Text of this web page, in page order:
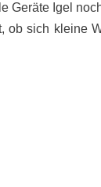
Geräte Igel
ob sich kleine